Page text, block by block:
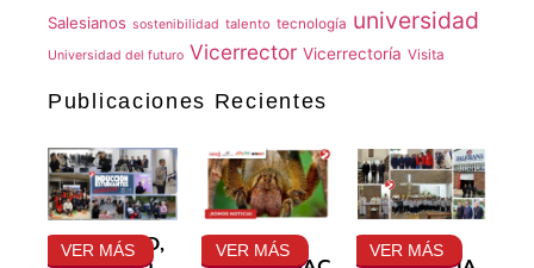
Salesianos sostenibilidad talento tecnología universidad
Universidad del futuro Vicerrector Vicerrectoría Visita
Publicaciones Recientes
GRATITUD,
VER MÁS
LA
VER MÁS
SU
VER MÁS